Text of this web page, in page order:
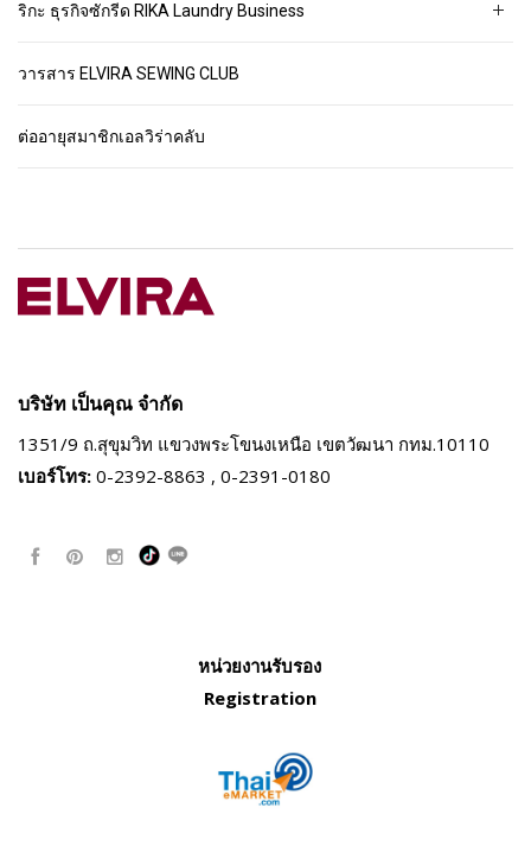
ริกะ ธุรกิจซักรีด RIKA Laundry Business
วารสาร ELVIRA SEWING CLUB
ต่ออายุสมาชิกเอลวิร่าคลับ
บริษัท เป็นคุณ จำกัด
1351/9 ถ.สุขุมวิท แขวงพระโขนงเหนือ เขตวัฒนา กทม.10110
เบอร์โทร: 0-2392-8863 , 0-2391-0180
หน่วยงานรับรอง
Registration